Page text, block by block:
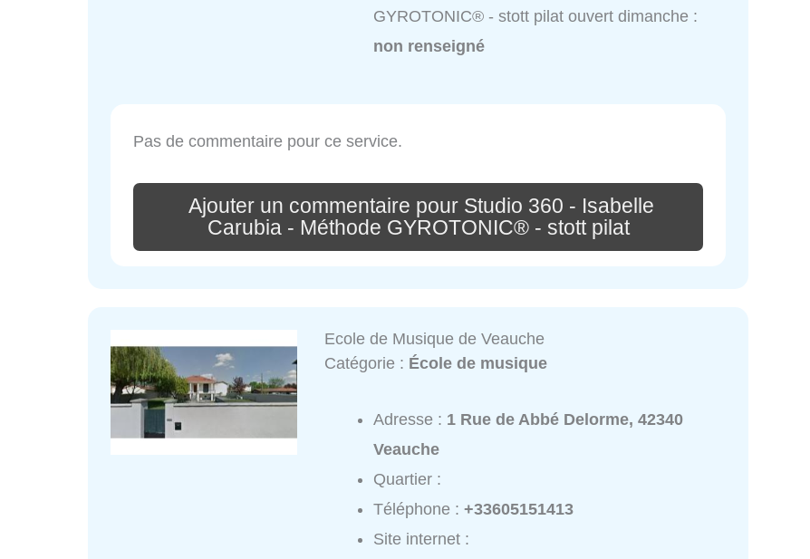
GYROTONIC® - stott pilat ouvert dimanche :
non renseigné
Pas de commentaire pour ce service.
Ajouter un commentaire pour Studio 360 - Isabelle
Carubia - Méthode GYROTONIC® - stott pilat
Ecole de Musique de Veauche
Catégorie : École de musique
Adresse : 1 Rue de Abbé Delorme, 42340
Veauche
Quartier :
Téléphone :+33605151413
Site internet :